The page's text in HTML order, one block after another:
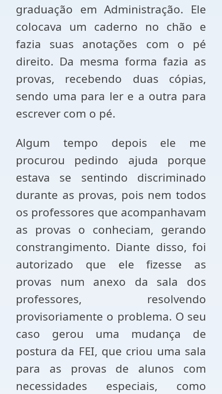
graduação em Administração. Ele
colocava um caderno no chão e
fazia suas anotações com o pé
direito. Da mesma forma fazia as
provas, recebendo duas cópias,
sendo uma para ler e a outra para
escrever com o pé.
Algum tempo depois ele me
procurou pedindo ajuda porque
estava se sentindo discriminado
durante as provas, pois nem todos
os professores que acompanhavam
as provas o conheciam, gerando
constrangimento. Diante disso, foi
autorizado que ele fizesse as
provas num anexo da sala dos
professores, resolvendo
provisoriamente o problema. O seu
caso gerou uma mudança de
postura da FEI, que criou uma sala
para as provas de alunos com
necessidades especiais, como